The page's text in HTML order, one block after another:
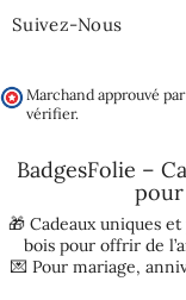
Suivez-Nous
Marchand approuvé
vérifier.
BadgesFolie –
🎁 Cadeaux uniques
bois pour offrir de
💌 Pour mariage,